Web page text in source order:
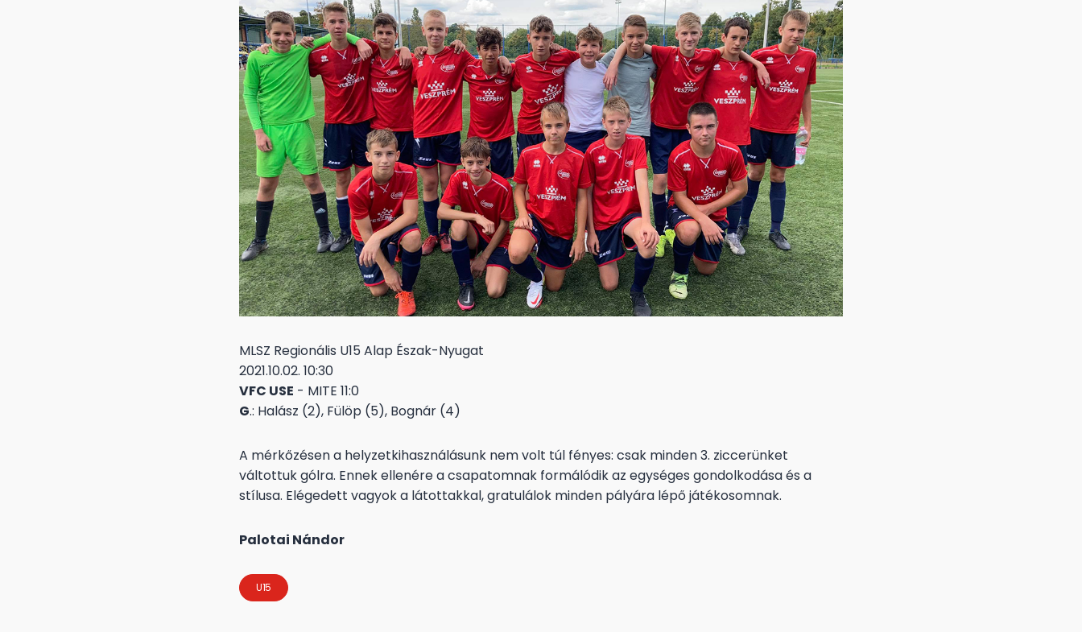
MLSZ Regionális U15 Alap Észak-Nyugat
2021.10.02. 10:30
VFC USE - MITE 11:0
G.: Halász (2), Fülöp (5), Bognár (4)
A mérkőzésen a helyzetkihasználásunk nem volt túl fényes: csak minden 3. ziccerünket
váltottuk gólra. Ennek ellenére a csapatomnak formálódik az egységes gondolkodása és a
stílusa. Elégedett vagyok a látottakkal, gratulálok minden pályára lépő játékosomnak.
Palotai Nándor
U15